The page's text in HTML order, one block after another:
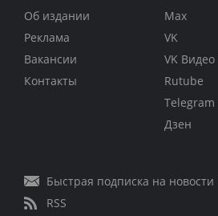
Об издании
Реклама
Вакансии
Контакты
Max
VK
VK Видео
Rutube
Telegram
Дзен
Быстрая подписка на новости
RSS